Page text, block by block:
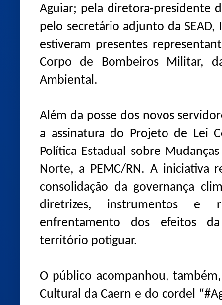
Aguiar; pela diretora-presidente
pelo secretário adjunto da SEAD,
estiveram presentes
Corpo de Bombeiros Militar,
Ambiental.
Além da posse dos novos
a assinatura do Projeto de Lei
Política Estadual sobre
Norte, a PEMC/RN. A iniciativa
consolidação da governança
diretrizes, instrumentos e
enfrentamento dos efeitos
território potiguar.
O público acompanhou,
Cultural da Caern e do cordel